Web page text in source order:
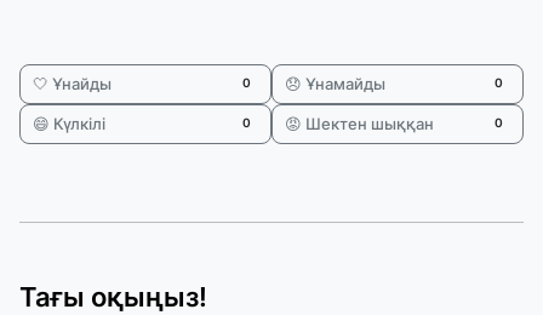
🤍 Ұнайды 0 😞 Ұнамайды 0
😄 Күлкілі 0 😡 Шектен шыққан 0
Тағы оқыңыз!